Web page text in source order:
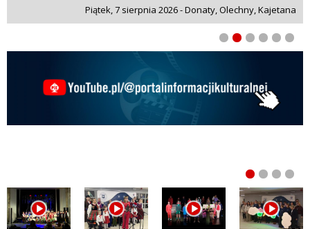
Piątek, 7 sierpnia 2026 - Donaty, Olechny, Kajetana